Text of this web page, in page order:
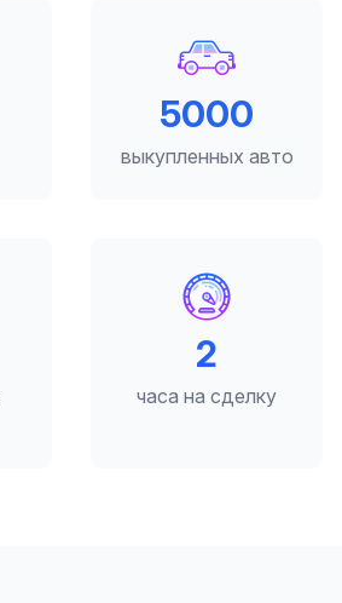
5000
выкупленных авто
2
часа на сделку